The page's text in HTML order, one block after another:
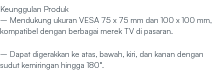
Keunggulan Produk
– Mendukung ukuran VESA 75 x 75 mm dan 100 x 100 mm,
kompatibel dengan berbagai merek TV di pasaran.
– Dapat digerakkan ke atas, bawah, kiri, dan kanan dengan
sudut kemiringan hingga 180°.